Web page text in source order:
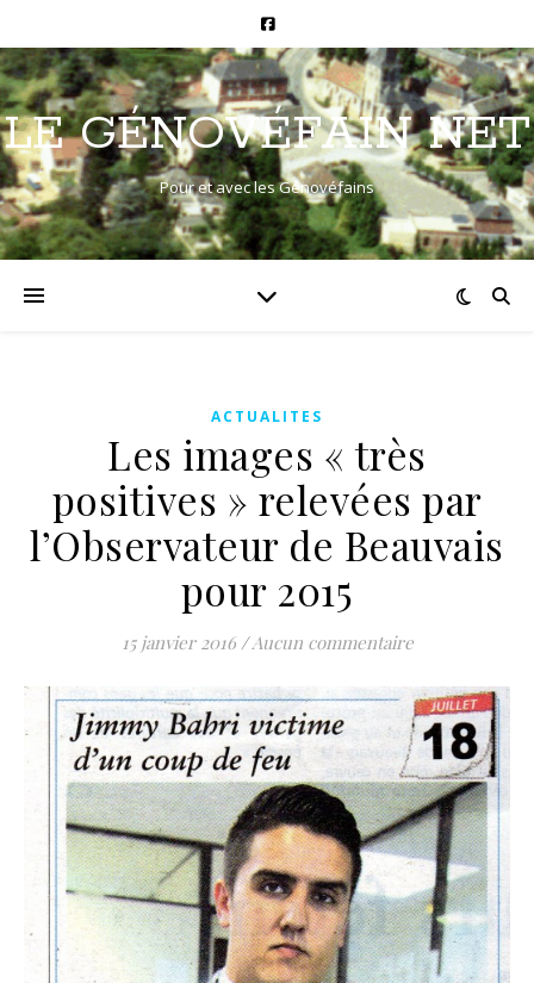
LE GÉNOVÉFAIN NET
Pour et avec les Génovéfains
ACTUALITES
Les images « très
positives » relevées par
l’Observateur de Beauvais
pour 2015
15 janvier 2016 /Aucun commentaire